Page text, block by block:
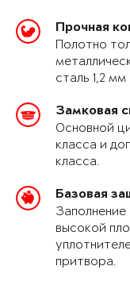
Прочная
Полотно
сталь 1,2
Замковая
Основной
класса и
класса.
Базовая
высокой
притвора.